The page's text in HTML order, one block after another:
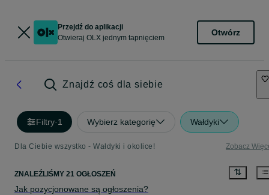
Przejdź do aplikacji
Otwieraj OLX jednym tapnięciem
Otwórz
Znajdź coś dla siebie
Filtry·1 Wybierz kategorię Wałdyki
Dla Ciebie wszystko - Wałdyki i okolice! Zobacz
ZNALEŹLIŚMY 21 OGŁOSZEŃ
Jak pozycjonowane są ogłoszenia?